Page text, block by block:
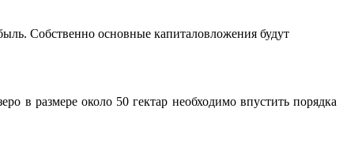
Собственно основные капиталовложения будут
в размере около 50 гектар необходимо впустить порядка